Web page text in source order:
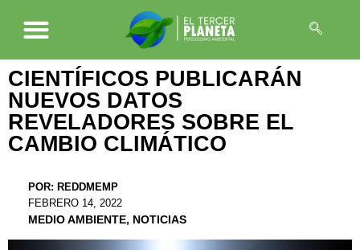
CIENTÍFICOS PUBLICARÁN
NUEVOS DATOS
REVELADORES SOBRE EL
CAMBIO CLIMÁTICO
POR: REDDMEMP
FEBRERO 14, 2022
MEDIO AMBIENTE, NOTICIAS